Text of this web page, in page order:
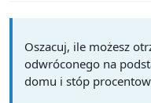
Oszacuj, ile możesz
odwróconego na
domu i stóp